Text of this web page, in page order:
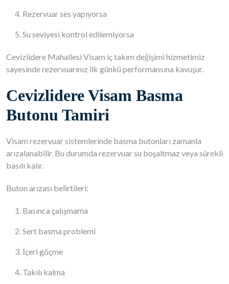
Rezervuar ses yapıyorsa
Su seviyesi kontrol edilemiyorsa
Cevizlidere Mahallesi Visam iç takım değişimi hizmetimiz
sayesinde rezervuarınız ilk günkü performansına kavuşur.
Cevizlidere Visam Basma
Butonu Tamiri
Visam rezervuar sistemlerinde basma butonları zamanla
arızalanabilir. Bu durumda rezervuar su boşaltmaz veya sürekli
basılı kalır.
Buton arızası belirtileri:
Basınca çalışmama
Sert basma problemi
İçeri göçme
Takılı kalma